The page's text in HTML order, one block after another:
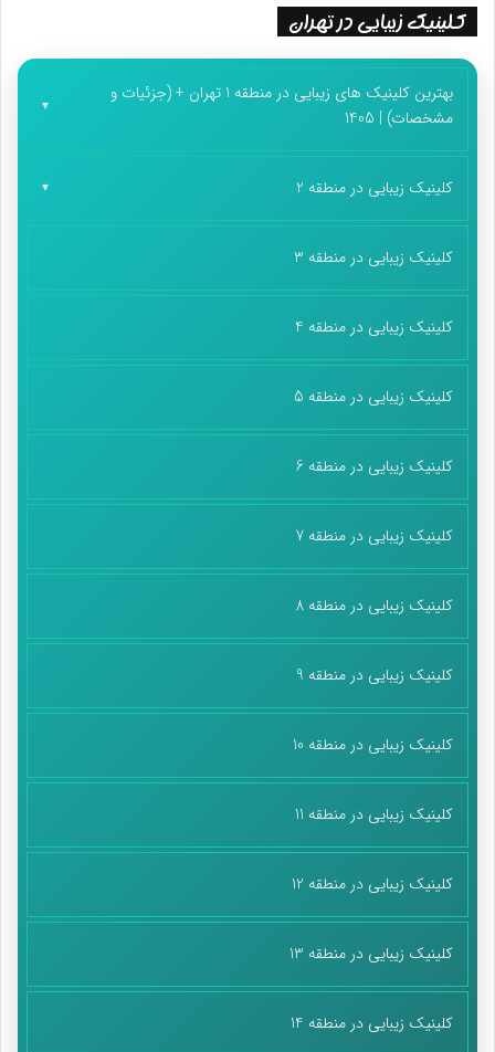
کلینیک زیبایی در تهران
بهترین کلینیک های زیبایی در منطقه 1 تهران + (جزئیات و
مشخصات) | 1405
کلینیک زیبایی در منطقه 2
کلینیک زیبایی در منطقه 3
کلینیک زیبایی در منطقه 4
کلینیک زیبایی در منطقه 5
کلینیک زیبایی در منطقه 6
کلینیک زیبایی در منطقه 7
کلینیک زیبایی در منطقه 8
کلینیک زیبایی در منطقه 9
کلینیک زیبایی در منطقه 10
کلینیک زیبایی در منطقه 11
کلینیک زیبایی در منطقه 12
کلینیک زیبایی در منطقه 13
کلینیک زیبایی در منطقه 14